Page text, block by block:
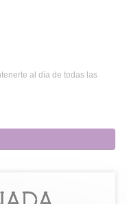
al día de todas las